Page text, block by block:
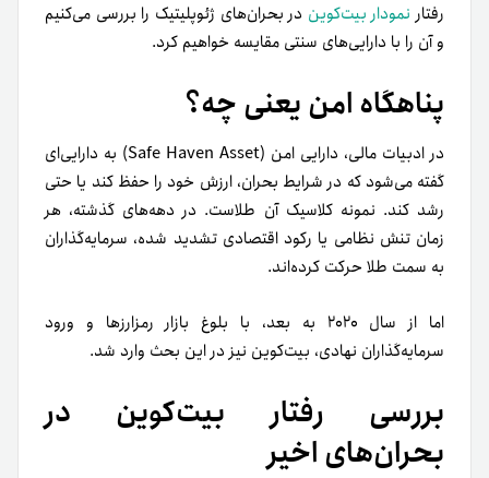
رفتار نمودار بیت‌کوین در بحران‌های ژئوپلیتیک را بررسی می‌کنیم
و آن را با دارایی‌های سنتی مقایسه خواهیم کرد.
پناهگاه امن یعنی چه؟
در ادبیات مالی، دارایی امن (Safe Haven Asset) به دارایی‌ای
گفته می‌شود که در شرایط بحران، ارزش خود را حفظ کند یا حتی
رشد کند. نمونه کلاسیک آن طلاست. در دهه‌های گذشته، هر
زمان تنش نظامی یا رکود اقتصادی تشدید شده، سرمایه‌گذاران
به سمت طلا حرکت کرده‌اند.
اما از سال ۲۰۲۰ به بعد، با بلوغ بازار رمزارزها و ورود
سرمایه‌گذاران نهادی، بیت‌کوین نیز در این بحث وارد شد.
بررسی رفتار بیت‌کوین در
بحران‌های اخیر